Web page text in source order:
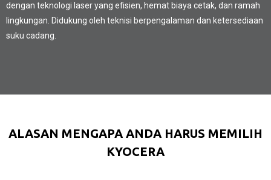
dengan teknologi laser yang efisien, hemat biaya cetak, dan ramah
lingkungan. Didukung oleh teknisi berpengalaman dan ketersediaan
suku cadang.
ALASAN MENGAPA ANDA HARUS MEMILIH
KYOCERA